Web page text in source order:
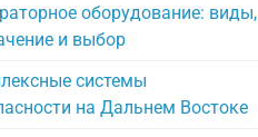
оборудование: виды,
и выбор
системы
на Дальнем Востоке